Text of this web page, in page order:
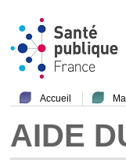
Accueil
AIDE